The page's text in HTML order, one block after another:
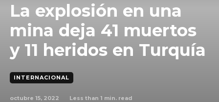
La explosión en una
mina deja 41 muertos
y 11 heridos en Turquía
INTERNACIONAL
octubre 15, 2022 Less than 1 min. read